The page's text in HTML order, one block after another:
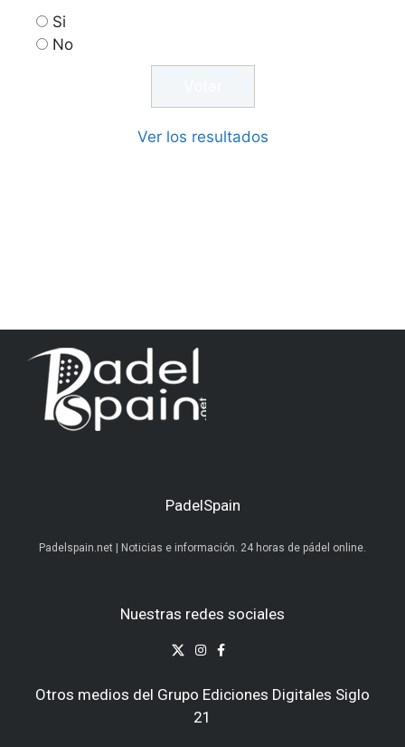
Si
No
Ver los resultados
PadelSpain
Padelspain.net | Noticias e información. 24 horas de pádel online.
Nuestras redes sociales
Otros medios del Grupo Ediciones Digitales Siglo
21